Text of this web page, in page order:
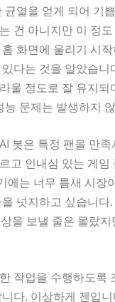
균열을 얻게 되어 기
건 아니지만 이 정
화면에 울리기 시
다는 것을 알았습니
울 정도로 잘 유지되
능 문제는 발생하지
봇은 특정 팬을 만
고 인내심 있는 게임
에는 너무 틈새 시장
넛지하고 싶습니다
을 보낼 줄은 몰랐
작업을 수행하도록
다. 이상하게 젠입니